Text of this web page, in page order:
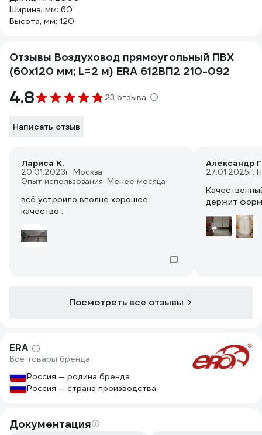
Ширина, мм: 60
Высота, мм: 120
Отзывы Воздуховод прямоугольный ПВХ
(60х120 мм; L=2 м) ERA 612ВП2 210-092
4.8 23 отзыва
Написать отзыв
Лариса К.
20.01.2023г. Москва
Опыт использования: Менее месяца
всё устроило вполне хорошее
качество .
Александр
27.01.2025г.
держит
Посмотреть все отзывы
ERA
Все товары бренда
Россия — родина бренда
Россия — страна производства
Документация